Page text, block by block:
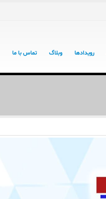
رویدادها وبلاگ تماس با ما